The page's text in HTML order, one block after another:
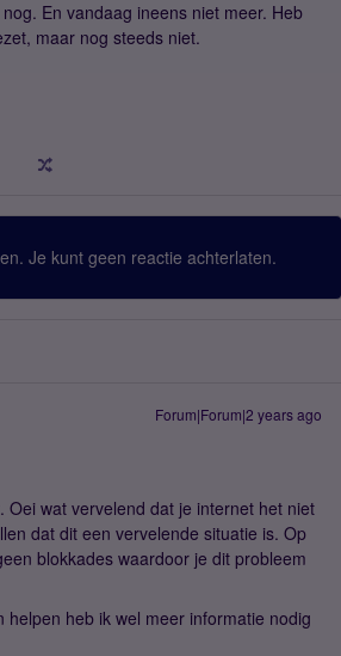
En vandaag ineens niet meer. Heb
maar nog steeds niet.
Je kunt geen reactie achterlaten.
Forum|Forum|2 years ago
Oei wat vervelend dat je internet het niet
dat dit een vervelende situatie is. Op
blokkades waardoor je dit probleem
helpen heb ik wel meer informatie nodig